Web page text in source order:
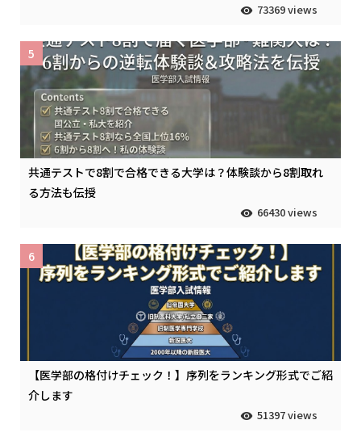
73369 views
共通テストで8割で合格できる大学は？体験談から8割取れ
る方法も伝授
66430 views
5
【医学部の格付けチェック！】序列をランキング形式でご紹
介します
51397 views
6